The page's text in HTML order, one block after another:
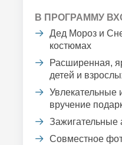
В ПРОГРАММУ
Дед Мороз и
костюмах
Расширенная,
детей и
Увлекательные
вручение
Зажигательные
Совместное